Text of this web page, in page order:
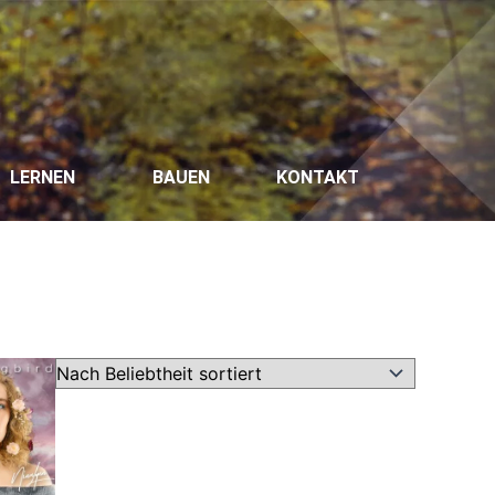
LERNEN BAUEN KONTAKT